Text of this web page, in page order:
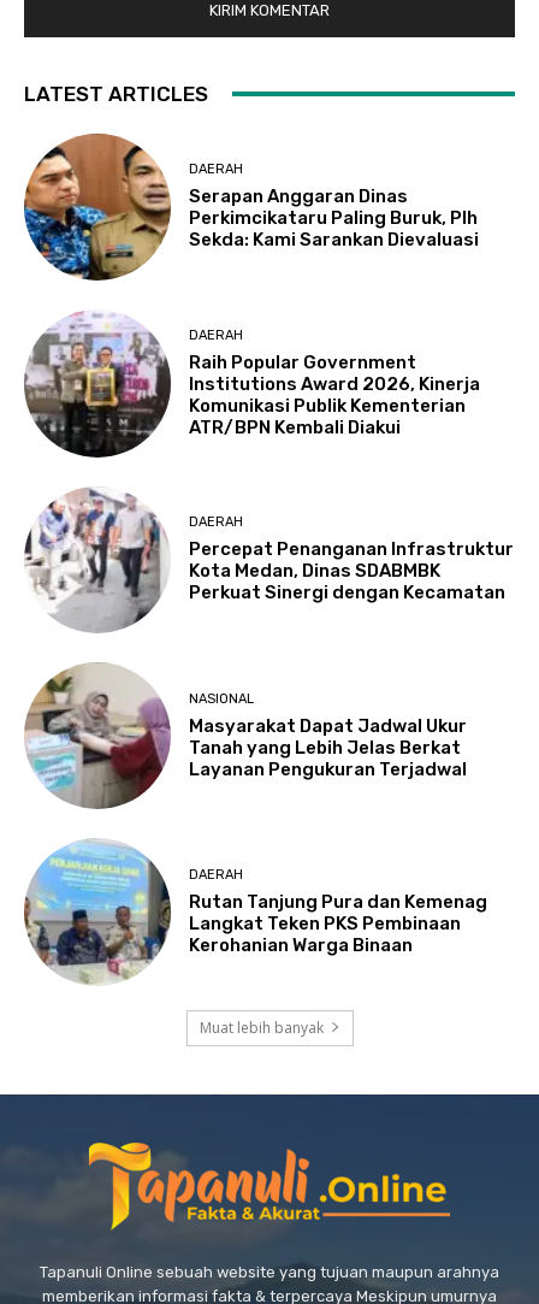
LATEST ARTICLES
DAERAH
Serapan Anggaran Dinas
Perkimcikataru Paling Buruk, Plh
Sekda: Kami Sarankan Dievaluasi
DAERAH
Raih Popular Government
Institutions Award 2026, Kinerja
Komunikasi Publik Kementerian
ATR/BPN Kembali Diakui
DAERAH
Percepat Penanganan Infrastruktur
Kota Medan, Dinas SDABMBK
Perkuat Sinergi dengan Kecamatan
NASIONAL
Masyarakat Dapat Jadwal Ukur
Tanah yang Lebih Jelas Berkat
Layanan Pengukuran Terjadwal
DAERAH
Rutan Tanjung Pura dan Kemenag
Langkat Teken PKS Pembinaan
Kerohanian Warga Binaan
Muat lebih banyak
Tapanuli Online sebuah website yang tujuan maupun arahnya
memberikan informasi fakta & terpercaya Meskipun umurnya